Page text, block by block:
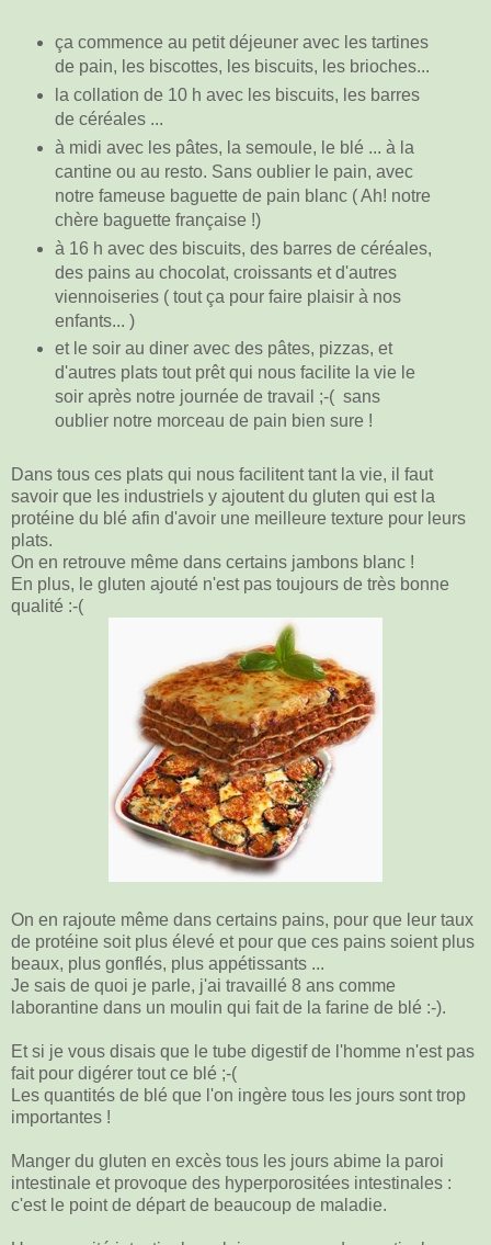
ça commence au petit déjeuneravec les tartines
de pain, les biscottes, les biscuits, les brioches...
la collation de 10 h avec les biscuits, les barres
de céréales ...
à midi avec les pâtes, la semoule, le blé ... à la
cantine ou au resto. Sans oublier le pain, avec
notre fameuse baguette de pain blanc ( Ah! notre
chère baguette française !)
à 16 h avec des biscuits, des barres de céréales,
des pains au chocolat, croissants et d'autres
viennoiseries ( tout ça pour faire plaisir à nos
enfants... )
et le soir au dineravec des pâtes, pizzas, et
d'autres plats tout prêt qui nous facilite la vie le
soir après notre journée de travail ;-( sans
oublier notre morceau de pain bien sure !
Dans tous ces plats qui nous facilitent tant la vie, il faut
savoir que les industriels y ajoutent du gluten qui est la
protéine du blé afin d'avoir une meilleure texture pour leurs
plats.
On en retrouve même dans certains jambons blanc !
En plus, le gluten ajouté n'est pas toujours de très bonne
qualité :-(
On en rajoute même dans certains pains, pour que leur taux
de protéine soit plus élevé et pour que ces pains soient plus
beaux, plus gonflés, plus appétissants ...
Je sais de quoi je parle, j'ai travaillé 8 ans comme
laborantine dans un moulin qui fait de la farine de blé :-).
Et si je vous disais que le tube digestif de l'homme n'est pas
fait pour digérer tout ce blé ;-(
Les quantités de blé que l'on ingère tous les jours sont trop
importantes !
Manger du gluten en excès tous les jours abime la paroi
intestinale et provoque des hyperporositées intestinales :
c'est le point de départ de beaucoup de maladie.